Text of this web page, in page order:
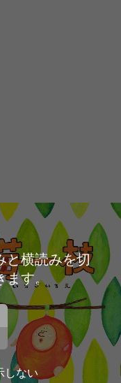
と横読みを切
ます。
しない